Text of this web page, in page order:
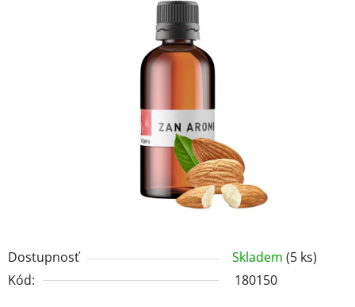
Dostupnosť Skladem (5 ks)
Kód:
180150